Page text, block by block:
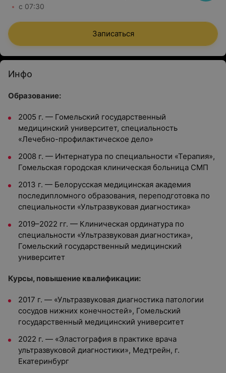
с 07:30
Записаться
Инфо
Образование:
2005 г. — Гомельский государственный
медицинский университет, специальность
«Лечебно-профилактическое дело»
2008 г. — Интернатура по специальности «Терапия»,
Гомельская городская клиническая больница СМП
2013 г. — Белорусская медицинская академия
последипломного образования, переподготовка по
специальности «Ультразвуковая диагностика»
2019–2022 гг. — Клиническая ординатура по
специальности «Ультразвуковая диагностика»,
Гомельский государственный медицинский
университет
Курсы, повышение квалификации:
2017 г. — «Ультразвуковая диагностика патологии
сосудов нижних конечностей», Гомельский
государственный медицинский университет
2022 г. — «Эластография в практике врача
ультразвуковой диагностики», Медтрейн, г.
Екатеринбург